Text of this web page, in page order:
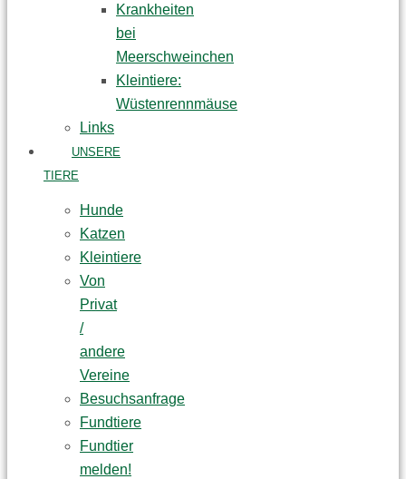
Krankheiten
bei
Meerschweinchen
Kleintiere:
Wüstenrennmäuse
Links
UNSERE
TIERE
Hunde
Katzen
Kleintiere
Von
Privat
/
andere
Vereine
Besuchsanfrage
Fundtiere
Fundtier
melden!